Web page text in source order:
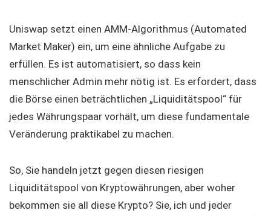
Uniswap setzt einen AMM-Algorithmus (Automated
Market Maker) ein, um eine ähnliche Aufgabe zu
erfüllen. Es ist automatisiert, so dass kein
menschlicher Admin mehr nötig ist. Es erfordert, dass
die Börse einen beträchtlichen „Liquiditätspool“ für
jedes Währungspaar vorhält, um diese fundamentale
Veränderung praktikabel zu machen.
So, Sie handeln jetzt gegen diesen riesigen
Liquiditätspool von Kryptowährungen, aber woher
bekommen sie all diese Krypto? Sie, ich und jeder